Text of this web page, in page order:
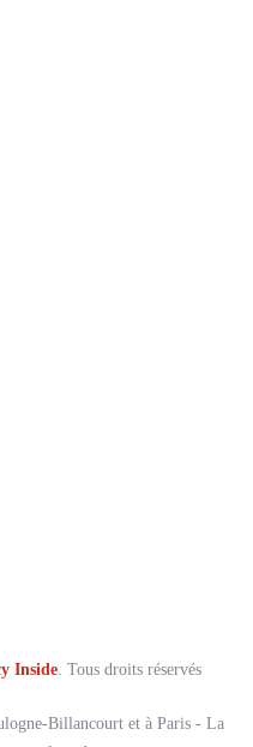
Inside. Tous droits réservés
Billancourt et à Paris - La